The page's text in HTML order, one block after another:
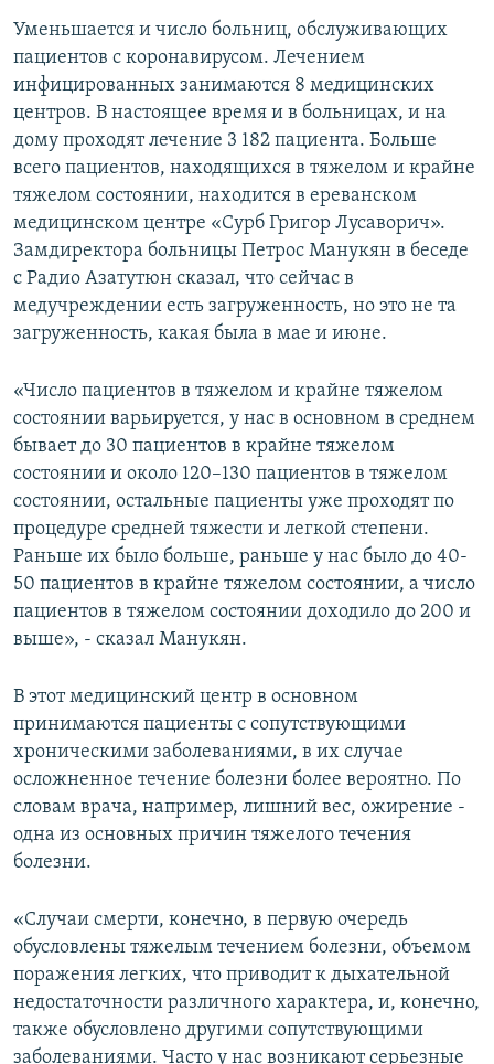
Уменьшается и число больниц, обслуживающих
пациентов с коронавирусом. Лечением
инфицированных занимаются 8 медицинских
центров. В настоящее время и в больницах, и на
дому проходят лечение 3 182 пациента. Больше
всего пациентов, находящихся в тяжелом и крайне
тяжелом состоянии, находится в ереванском
медицинском центре «Сурб Григор Лусаворич».
Замдиректора больницы Петрос Манукян в беседе
с Радио Азатутюн сказал, что сейчас в
медучреждении есть загруженность, но это не та
загруженность, какая была в мае и июне.
«Число пациентов в тяжелом и крайне тяжелом
состоянии варьируется, у нас в основном в среднем
бывает до 30 пациентов в крайне тяжелом
состоянии и около 120–130 пациентов в тяжелом
состоянии, остальные пациенты уже проходят по
процедуре средней тяжести и легкой степени.
Раньше их было больше, раньше у нас было до 40-
50 пациентов в крайне тяжелом состоянии, а число
пациентов в тяжелом состоянии доходило до 200 и
выше», - сказал Манукян.
В этот медицинский центр в основном
принимаются пациенты с сопутствующими
хроническими заболеваниями, в их случае
осложненное течение болезни более вероятно. По
словам врача, например, лишний вес, ожирение -
одна из основных причин тяжелого течения
болезни.
«Случаи смерти, конечно, в первую очередь
обусловлены тяжелым течением болезни, объемом
поражения легких, что приводит к дыхательной
недостаточности различного характера, и, конечно,
также обусловлено другими сопутствующими
заболеваниями. Часто у нас возникают серьезные